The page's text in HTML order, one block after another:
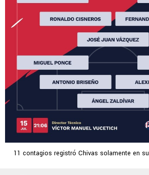
11 contagios registró Chivas solamente en